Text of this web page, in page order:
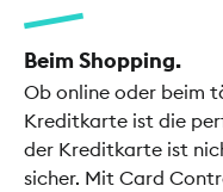
Beim Shopping.
Ob online oder beim
Kreditkarte ist die
der Kreditkarte ist
sicher. Mit Card